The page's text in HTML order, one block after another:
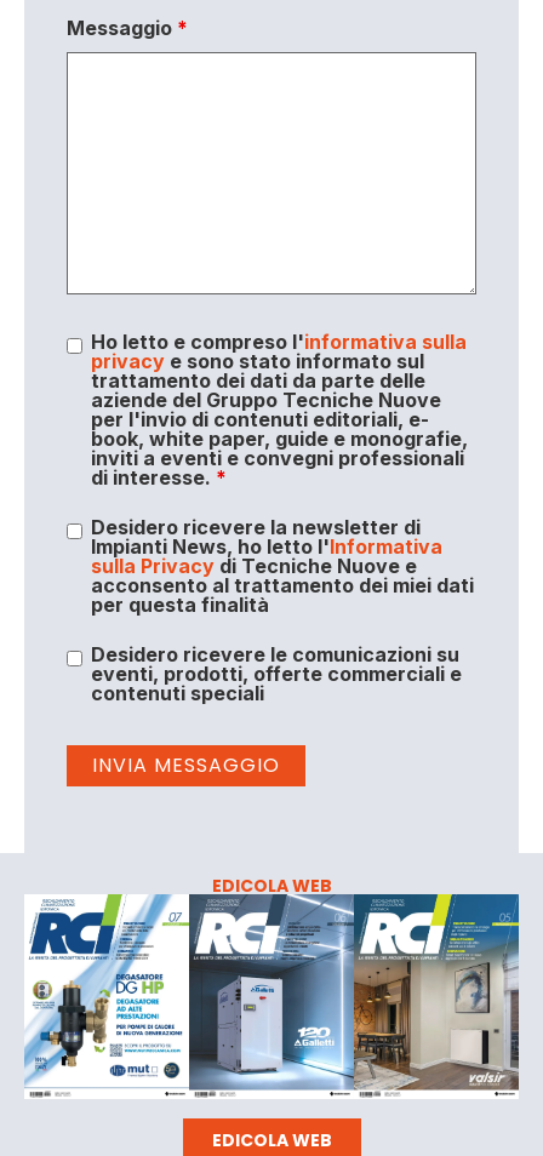
Messaggio *
Ho letto e compreso l'informativa sulla
privacye sono stato informato sul
trattamento dei dati da parte delle
aziende del Gruppo Tecniche Nuove
per l'invio di contenuti editoriali, e-
book, white paper, guide e monografie,
inviti a eventi e convegni professionali
di interesse. *
Desidero ricevere la newsletter di
Impianti News, ho letto l'Informativa
sulla Privacydi Tecniche Nuove e
acconsento al trattamento dei miei dati
per questa finalità
Desidero ricevere le comunicazioni su
eventi, prodotti, offerte commerciali e
contenuti speciali
EDICOLA WEB
EDICOLA WEB